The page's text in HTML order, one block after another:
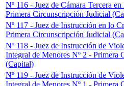
Nº 116 - Juez de Cámara Tercera
Primera Circunscripción Judicial
Nº 117 - Juez de Instrucción en lo
Primera Circunscripción Judicial
Nº 118 - Juez de Instrucción de
Integral de Menores Nº 2 - Primera
(Capital)
Nº 119 - Juez de Instrucción de